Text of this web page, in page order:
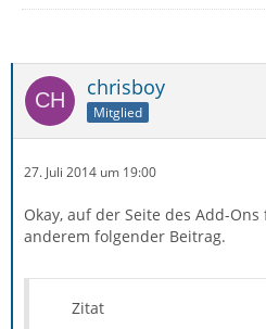
chrisboy
Mitglied
27. Juli 2014 um 19:00
Okay, auf der Seite des Add-
anderem folgender Beitrag.
Zitat